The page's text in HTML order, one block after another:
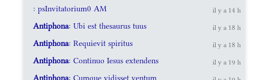
: psInvitatorium0 AM il y a 14 h
Antiphona: Ubi est thesaurus tuus il y a 18 h
Antiphona: Requievit spiritus il y a 18 h
Antiphona: Continuo Iesus extendens il y a 19 h
Antiphona: Cumque vidisset ventum